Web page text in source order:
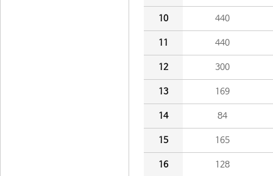
10 440
11 440
12 300
13 169
14 84
15 165
16 128